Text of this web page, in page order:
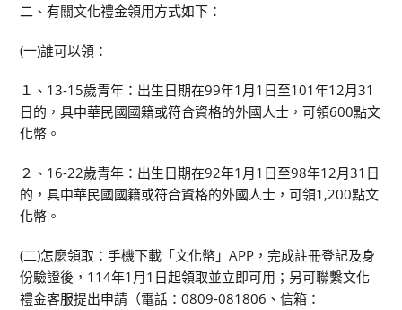
二、有關文化禮金領用方式如下：
(一)誰可以領：
１、13-15歲青年：出生日期在99年1月1日至101年12月31
日的，具中華民國國籍或符合資格的外國人士，可領600點文
化幣。
２、16-22歲青年：出生日期在92年1月1日至98年12月31日
的，具中華民國國籍或符合資格的外國人士，可領1,200點文
化幣。
(二)怎麼領取：手機下載「文化幣」APP，完成註冊登記及身
份驗證後，114年1月1日起領取並立即可用；另可聯繫文化
禮金客服提出申請（電話：0809-081806、信箱：